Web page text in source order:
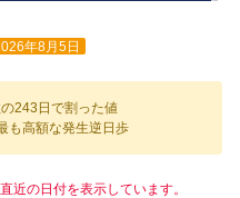
年8月5日
243日で割った値
も高額な発生逆日歩
近の日付を表示しています。